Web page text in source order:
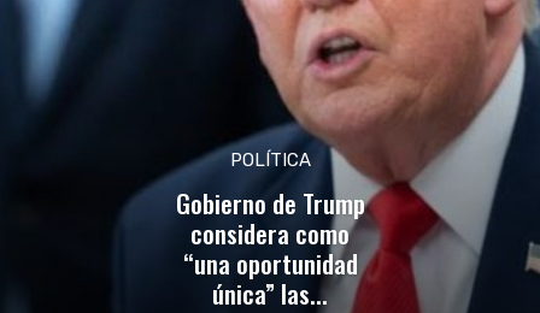
POLÍTICA
Gobierno de Trump
considera como
“una oportunidad
única” las...